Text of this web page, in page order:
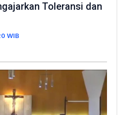
Mengajarkan
dan
Toleransi dan
WIB